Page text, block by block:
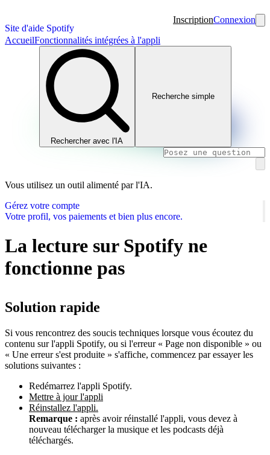
Site d'aide Spotify
InscriptionConnexion
AccueilFonctionnalités intégrées à l'appli
Rechercher avec l'IA
Recherche simple
Vous utilisez un outil alimenté par l'IA.
Gérez votre compte
Votre profil, vos paiements et bien plus encore.
La lecture sur Spotify ne
fonctionne pas
Solution rapide
Si vous rencontrez des soucis techniques lorsque vous écoutez du
contenu sur l'appli Spotify, ou si l'erreur « Page non disponible » ou
« Une erreur s'est produite » s'affiche, commencez par essayer les
solutions suivantes :
Redémarrez l'appli Spotify.
Mettre à jour l'appli
Réinstallez l'appli.
Remarque : après avoir réinstallé l'appli, vous devez à
nouveau télécharger la musique et les podcasts déjà
téléchargés.